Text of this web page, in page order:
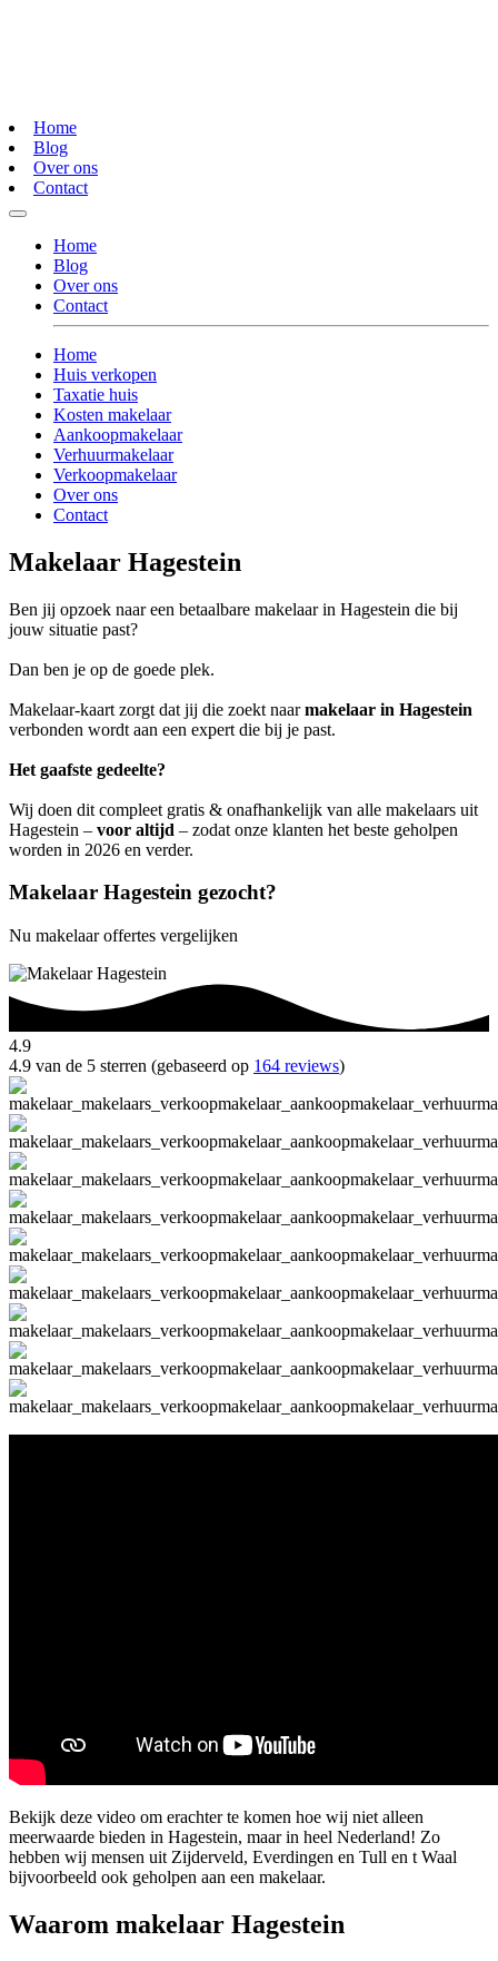
Home
Blog
Over ons
Contact
Home
Blog
Over ons
Contact
Home
Huis verkopen
Taxatie huis
Kosten makelaar
Aankoopmakelaar
Verhuurmakelaar
Verkoopmakelaar
Over ons
Contact
Makelaar Hagestein
Ben jij opzoek naar een betaalbare makelaar in Hagestein die bij
jouw situatie past?
Dan ben je op de goede plek.
Makelaar-kaart zorgt dat jij die zoekt naarmakelaar in Hagestein
verbonden wordt aan een expert die bij je past.
Het gaafste gedeelte?
Wij doen dit compleet gratis & onafhankelijk van alle makelaars uit
Hagestein – voor altijd – zodat onze klanten het beste geholpen
worden in 2026 en verder.
Makelaar Hagestein gezocht?
Nu makelaar offertes vergelijken
4.9
4.9 van de 5 sterren (gebaseerd op 164 reviews)
Bekijk deze video om erachter te komen hoe wij niet alleen
meerwaarde bieden in Hagestein, maar in heel Nederland! Zo
hebben wij mensen uit Zijderveld, Everdingen en Tull en t Waal
bijvoorbeeld ook geholpen aan een makelaar.
Waarom makelaar Hagestein